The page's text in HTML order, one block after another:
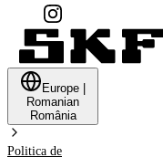
Europe
Romanian
România
Politica de